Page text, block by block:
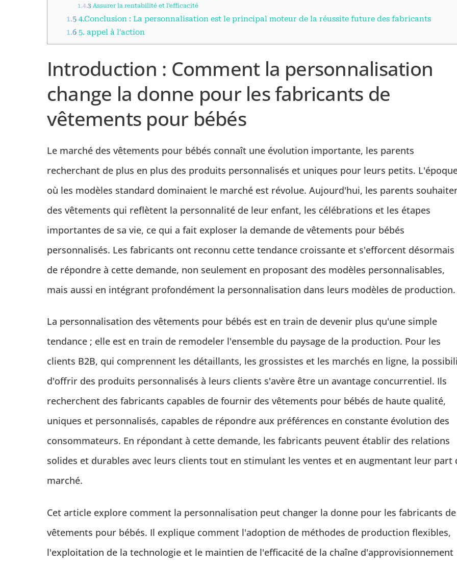
1.4.3 Assurer la rentabilité et l'efficacité
1.5 4.Conclusion : La personnalisation est le principal moteur de la réussite future des fabricants
1.6 5. appel à l'action
Introduction : Comment la personnalisation
change la donne pour les fabricants de
vêtements pour bébés
Le marché des vêtements pour bébés connaît une évolution importante, les parents
recherchant de plus en plus des produits personnalisés et uniques pour leurs petits.
où les modèles standard dominaient le marché est révolue. Aujourd'hui, les parents
des vêtements qui reflètent la personnalité de leur enfant, les célébrations et les étapes
importantes de sa vie, ce qui a fait exploser la demande de vêtements pour bébés
personnalisés. Les fabricants ont reconnu cette tendance croissante et s'efforcent désormais
de répondre à cette demande, non seulement en proposant des modèles personnalisables,
mais aussi en intégrant profondément la personnalisation dans leurs modèles de production.
La personnalisation des vêtements pour bébés est en train de devenir plus qu'une simple
tendance ; elle est en train de remodeler l'ensemble du paysage de la production. Pour les
clients B2B, qui comprennent les détaillants, les grossistes et les marchés en ligne, la
d'offrir des produits personnalisés à leurs clients s'avère être un avantage concurrentiel. Ils
recherchent des fabricants capables de fournir des vêtements pour bébés de haute qualité,
uniques et personnalisés, capables de répondre aux préférences en constante évolution des
consommateurs. En répondant à cette demande, les fabricants peuvent établir des relations
solides et durables avec leurs clients tout en stimulant les ventes et en augmentant leur part
marché.
Cet article explore comment la personnalisation peut changer la donne pour les fabricants de
vêtements pour bébés. Il explique comment l'adoption de méthodes de production flexibles,
l'exploitation de la technologie et le maintien de l'efficacité de la chaîne d'approvisionnement